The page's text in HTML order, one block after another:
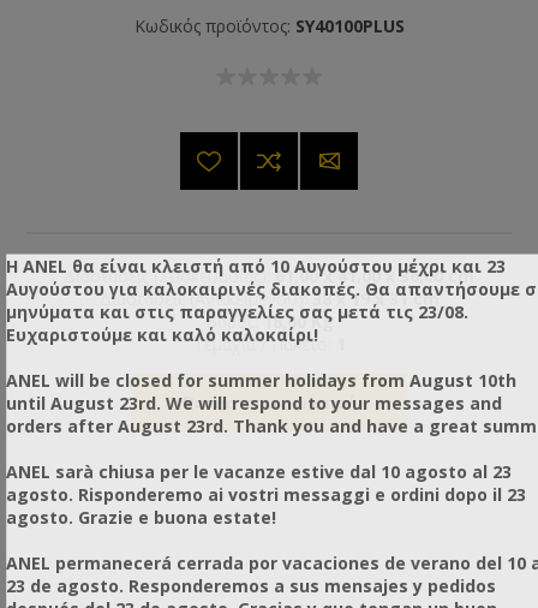
Κωδικός προϊόντος: SY40100PLUS
Διαστάσεις (Συσκευασίας): 61,00 x 41,00 x 36,00 cm
Διαστάσεις (Αντικειμένου): 38 x 19 x 31 cm
Βάρος: 18,00 Kg
Τεμάχια / Πακέτο:
Ρωτήστε μας για τιμή
Η ANEL θα είναι κλειστή από 10 Αυγούστου μέχρι και 23
Αυγούστου για καλοκαιρινές διακοπές. Θα απαντήσουμε
μηνύματα και στις παραγγελίες σας μετά τις 23/08.
Ευχαριστούμε και καλό καλοκαίρι!
ANEL will be closed for summer holidays from August 10th
until August 23rd. We will respond to your messages and
orders after August 23rd. Thank you and have a great
ANEL sarà chiusa per le vacanze estive dal 10 agosto al 23
agosto. Risponderemo ai vostri messaggi e ordini dopo il 23
agosto. Grazie e buona estate!
ANEL permanecerá cerrada por vacaciones de verano del 10
23 de agosto. Responderemos a sus mensajes y pedidos